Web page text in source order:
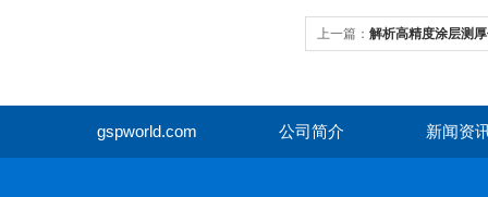
上一篇： 解析高精度涂层测
gspworld.com 公司简介 新闻资